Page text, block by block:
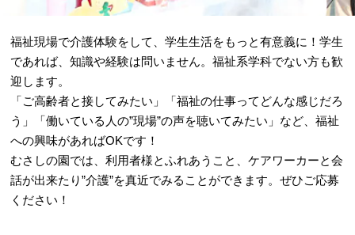
福祉現場で介護体験をして、学生生活をもっと有意義に！学生
であれば、知識や経験は問いません。福祉系学科でない方も歓
迎します。
「ご高齢者と接してみたい」「福祉の仕事ってどんな感じだろ
う」「働いている人の”現場”の声を聴いてみたい」など、福祉
への興味があればOKです！
むさしの園では、利用者様とふれあうこと、ケアワーカーと会
話が出来たり”介護”を真近でみることができます。ぜひご応募
ください！